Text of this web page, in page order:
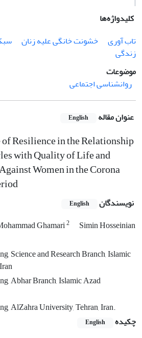
کلیدواژه‌ها
تاب آوری
خشونت خانگی علیه زنان
زندگی
موضوعات
روانشناسی اجتماعی
عنوان مقاله English
Resilience in the Relationship
with Quality of Life and
Women in the Corona
نویسندگان English
Ghamari2 Simin Hosseinian
Science and Research Branch, Islamic
Abhar Branch, Islamic Azad
AlZahra University, Tehran, Iran.
چکیده
English